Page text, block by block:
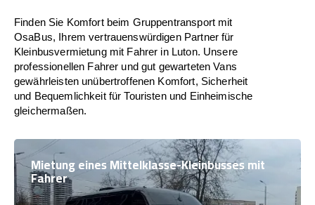
Finden Sie Komfort beim Gruppentransport mit
OsaBus, Ihrem vertrauenswürdigen Partner für
Kleinbusvermietung mit Fahrer in Luton. Unsere
professionellen Fahrer und gut gewarteten Vans
gewährleisten unübertroffenen Komfort, Sicherheit
und Bequemlichkeit für Touristen und Einheimische
gleichermaßen.
Mietung eines Mittelklasse-Kleinbusses mit
Fahrer